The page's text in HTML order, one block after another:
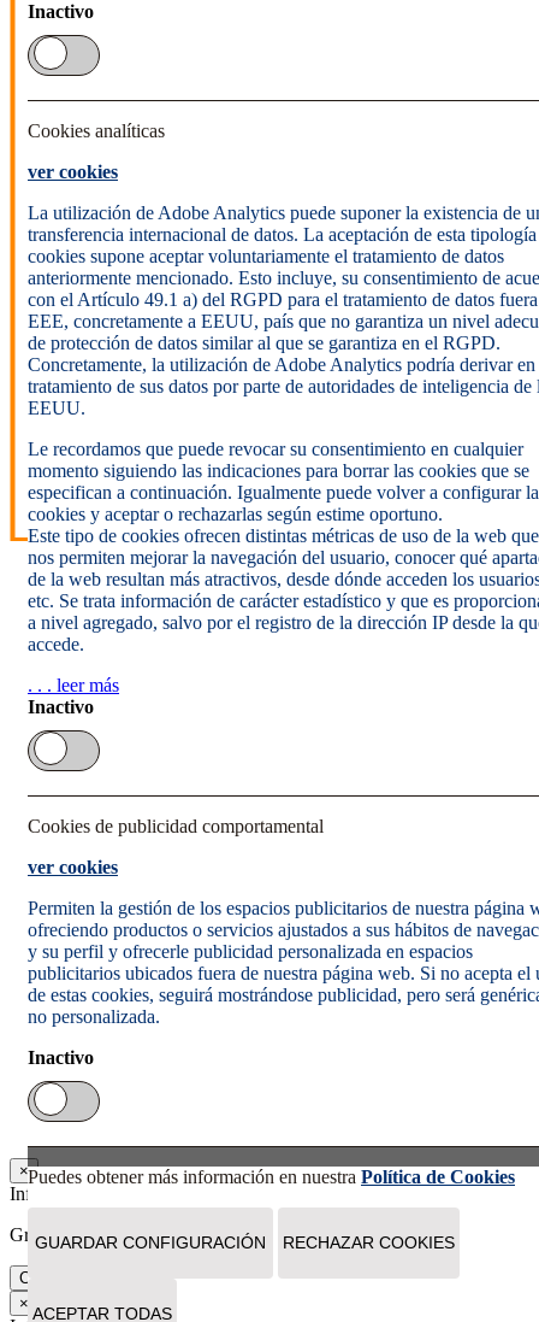
×
Información
Gracias. Tu suscripción se ha realizado correctamente.
Cerrar
×
Inactivo
Cookies analíticas
ver cookies
La utilización de Adobe Analytics puede suponer la existencia de
transferencia internacional de datos. La aceptación de esta
cookies supone aceptar voluntariamente el tratamiento de datos
anteriormente mencionado. Esto incluye, su consentimiento de
con el Artículo 49.1 a) del RGPD para el tratamiento de datos
EEE, concretamente a EEUU, país que no garantiza un nivel
de protección de datos similar al que se garantiza en el RGPD.
Concretamente, la utilización de Adobe Analytics podría derivar en
tratamiento de sus datos por parte de autoridades de inteligencia de
EEUU.
Le recordamos que puede revocar su consentimiento en cualquier
momento siguiendo las indicaciones para borrar las cookies que se
especifican a continuación. Igualmente puede volver a configurar
cookies y aceptar o rechazarlas según estime oportuno.
Este tipo de cookies ofrecen distintas métricas de uso de la web que
nos permiten mejorar la navegación del usuario, conocer qué
de la web resultan más atractivos, desde dónde acceden los
etc. Se trata información de carácter estadístico y que es
a nivel agregado, salvo por el registro de la dirección IP desde la
accede.
. . . leer más
Inactivo
Cookies de publicidad comportamental
ver cookies
Permiten la gestión de los espacios publicitarios de nuestra página
ofreciendo productos o servicios ajustados a sus hábitos de
y su perfil y ofrecerle publicidad personalizada en espacios
publicitarios ubicados fuera de nuestra página web. Si no acepta el
de estas cookies, seguirá mostrándose publicidad, pero será
no personalizada.
Inactivo
Puedes obtener más información en nuestra Política de Cookies
GUARDAR CONFIGURACIÓN RECHAZAR COOKIES
ACEPTAR TODAS